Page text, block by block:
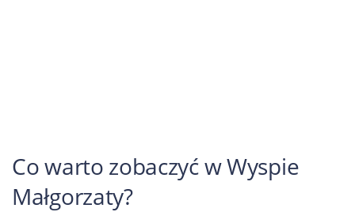
Co warto zobaczyć w Wyspie
Małgorzaty?